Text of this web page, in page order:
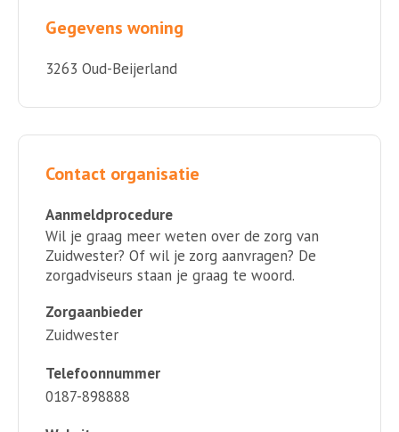
Gegevens woning
3263 Oud-Beijerland
Contact organisatie
Aanmeldprocedure
Wil je graag meer weten over de zorg van
Zuidwester? Of wil je zorg aanvragen? De
zorgadviseurs staan je graag te woord.
Zorgaanbieder
Zuidwester
Telefoonnummer
0187-898888